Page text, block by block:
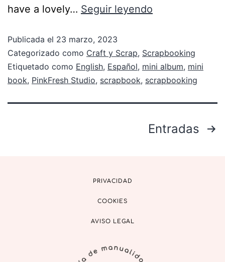
have a lovely… Seguir leyendo
Publicada el 23 marzo, 2023
Categorizado como Craft y Scrap, Scrapbooking
Etiquetado como English, Español, mini album, mini
book, PinkFresh Studio, scrapbook, scrapbooking
Entradas
PRIVACIDAD
COOKIES
AVISO LEGAL